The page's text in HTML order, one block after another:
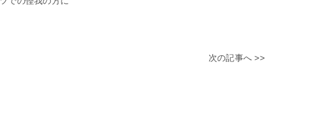
次の記事へ >>